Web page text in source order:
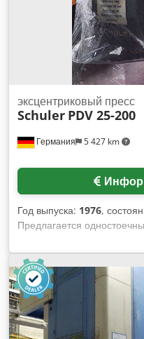
Германия 5 427 km
эксцентриковый пресс
Schuler PDV 25-200
Год выпуска: 1976,
Предлагается
пресса: 25 т, вылет: 200
8–80 мм, максимальная
площадь стола по осям
пуансона по осям X/Y:
пуансона: 50 мм,
Масса станка: около 2150
предварительной